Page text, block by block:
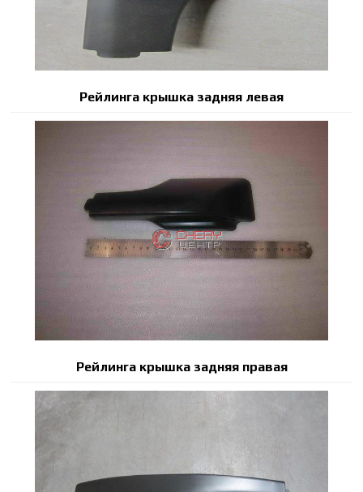
Рейлинга крышка задняя левая
Рейлинга крышка задняя правая